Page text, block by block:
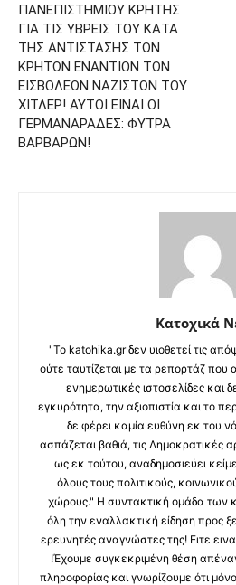
ΠΑΝΕΠΙΣΤΗΜΙΟΥ ΚΡΗΤΗΣ
ΓΙΑ ΤΙΣ ΥΒΡΕΙΣ ΤΟΥ ΚΑΤΑ
ΤΗΣ ΑΝΤΙΣΤΑΣΗΣ ΤΩΝ
ΚΡΗΤΩΝ ΕΝΑΝΤΙΟΝ ΤΩΝ
ΕΙΣΒΟΛΕΩΝ ΝΑΖΙΣΤΩΝ ΤΟΥ
ΧΙΤΛΕΡ! ΑΥΤΟΙ ΕΙΝΑΙ ΟΙ
ΓΕΡΜΑΝΑΡΑΔΕΣ: ΦΥΤΡΑ
ΒΑΡΒΑΡΩΝ!
Κατοχικά
"Το katohika.gr δεν υιοθετεί τις
ούτε ταυτίζεται με τα ρεπορτάζ που
ενημερωτικές ιστοσελίδες και
εγκυρότητα, την αξιοπιστία και το
δε φέρει καμία ευθύνη εκ του
ασπάζεται βαθιά, τις Δημοκρατικές
ως εκ τούτου, αναδημοσιεύει
όλους τους πολιτικούς,
χώρους." Η συντακτική ομάδα των
όλη την εναλλακτική είδηση προς
ερευνητές αναγνώστες της! Ειτε
!Έχουμε συγκεκριμένη θέση
πληροφορίας και γνωρίζουμε ότι